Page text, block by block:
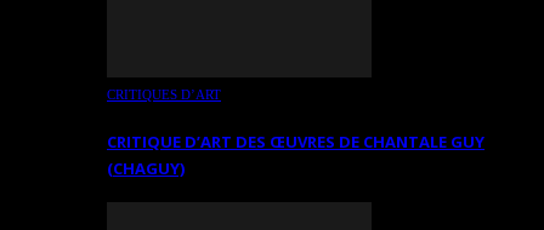
CRITIQUES D’ART
CRITIQUE D’ART DES ŒUVRES DE CHANTALE GUY
(CHAGUY)